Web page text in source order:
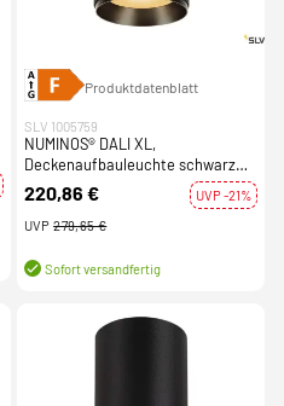
Produktdatenblatt
SLV 1005759
NUMINOS® DALI XL,
Deckenaufbauleuchte schwarz
36W 2700K 24°
220,86 €
UVP -21%
UVP 279,65 €
Sofort versandfertig